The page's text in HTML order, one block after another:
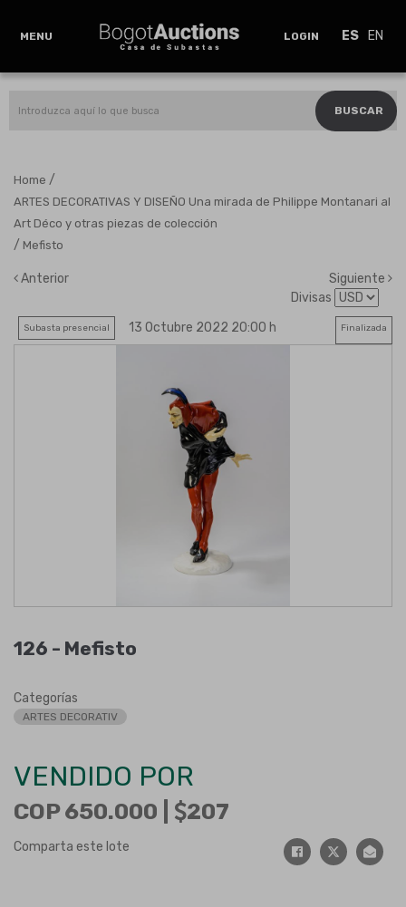
MENU LOGIN ES EN
BUSCAR
Home /
ARTES DECORATIVAS Y DISEÑO Una mirada de Philippe Montanari al
Art Déco y otras piezas de colección
/ Mefisto
Anterior
Siguiente
Divisas
Subasta presencial 13 Octubre 2022 20:00 h Finalizada
126 - Mefisto
Categorías
ARTES DECORATIV
VENDIDO POR
COP 650.000 | 207
Comparta este lote